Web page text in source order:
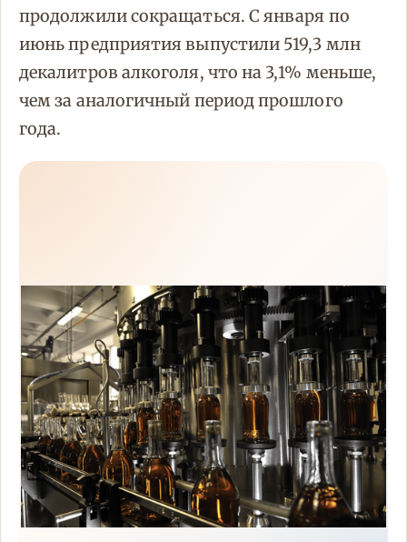
продолжили сокращаться. С января по
июнь предприятия выпустили 519,3 млн
декалитров алкоголя, что на 3,1% меньше,
чем за аналогичный период прошлого
года.